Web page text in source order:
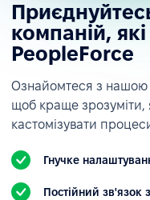
компаній,
PeopleForce
Ознайомтеся з нашою
щоб краще зрозуміти,
кастомізувати
Гнучке
Постійний